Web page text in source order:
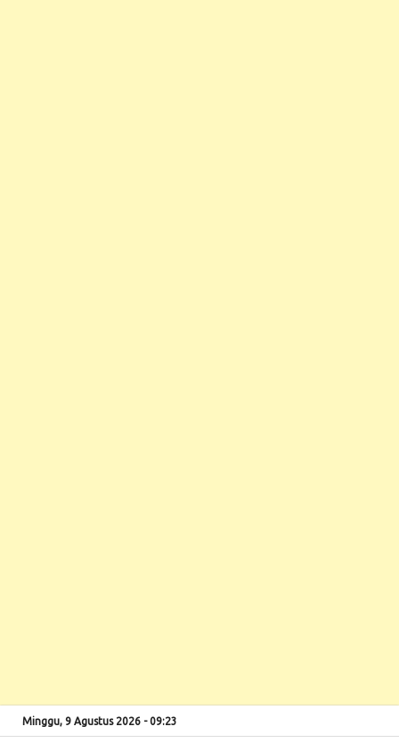
Minggu, 9 Agustus 2026 - 09:23